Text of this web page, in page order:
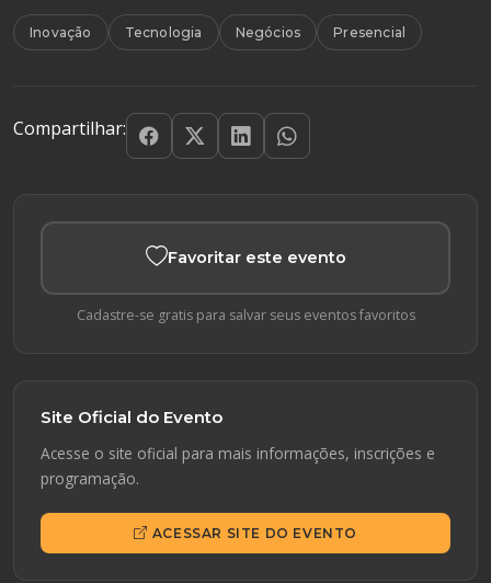
Inovação Tecnologia Negócios Presencial
Compartilhar:
Favoritar este evento
Cadastre-se gratis para salvar seus eventos favoritos
Site Oficial do Evento
Acesse o site oficial para mais informações, inscrições e
programação.
ACESSAR SITE DO EVENTO